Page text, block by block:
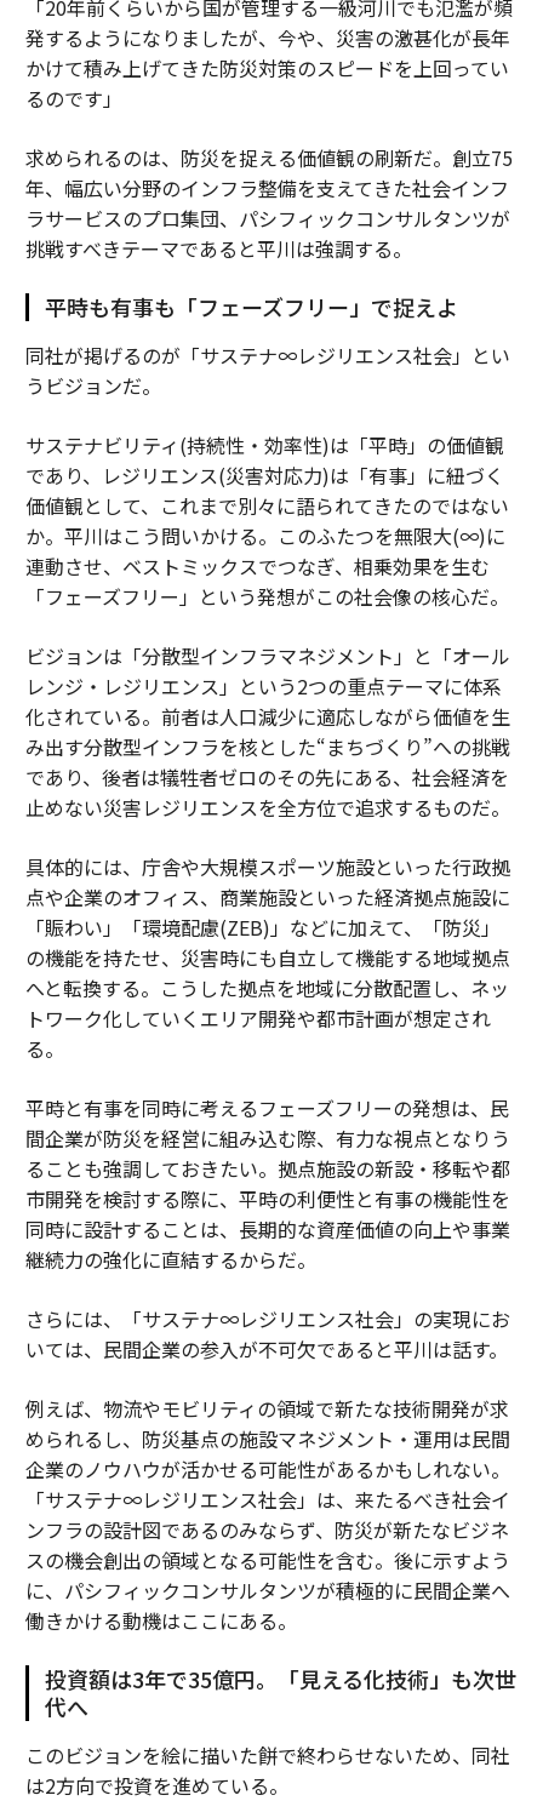
「20年前くらいから国が管理する一級河川でも氾濫が頻
発するようになりましたが、今や、災害の激甚化が長年
かけて積み上げてきた防災対策のスピードを上回ってい
るのです」
求められるのは、防災を捉える価値観の刷新だ。創立75
年、幅広い分野のインフラ整備を支えてきた社会インフ
ラサービスのプロ集団、パシフィックコンサルタンツが
挑戦すべきテーマであると平川は強調する。
平時も有事も「フェーズフリー」で捉えよ
同社が掲げるのが「サステナ∞レジリエンス社会」とい
うビジョンだ。
サステナビリティ(持続性・効率性)は「平時」の価値観
であり、レジリエンス(災害対応力)は「有事」に紐づく
価値観として、これまで別々に語られてきたのではない
か。平川はこう問いかける。このふたつを無限大(∞)に
連動させ、ベストミックスでつなぎ、相乗効果を生む
「フェーズフリー」という発想がこの社会像の核心だ。
ビジョンは「分散型インフラマネジメント」と「オール
レンジ・レジリエンス」という2つの重点テーマに体系
化されている。前者は人口減少に適応しながら価値を生
み出す分散型インフラを核とした“まちづくり”への挑戦
であり、後者は犠牲者ゼロのその先にある、社会経済を
止めない災害レジリエンスを全方位で追求するものだ。
具体的には、庁舎や大規模スポーツ施設といった行政拠
点や企業のオフィス、商業施設といった経済拠点施設に
「賑わい」「環境配慮(ZEB)」などに加えて、「防災」
の機能を持たせ、災害時にも自立して機能する地域拠点
へと転換する。こうした拠点を地域に分散配置し、ネッ
トワーク化していくエリア開発や都市計画が想定され
る。
平時と有事を同時に考えるフェーズフリーの発想は、民
間企業が防災を経営に組み込む際、有力な視点となりう
ることも強調しておきたい。拠点施設の新設・移転や都
市開発を検討する際に、平時の利便性と有事の機能性を
同時に設計することは、長期的な資産価値の向上や事業
継続力の強化に直結するからだ。
さらには、「サステナ∞レジリエンス社会」の実現にお
いては、民間企業の参入が不可欠であると平川は話す。
例えば、物流やモビリティの領域で新たな技術開発が求
められるし、防災基点の施設マネジメント・運用は民間
企業のノウハウが活かせる可能性があるかもしれない。
「サステナ∞レジリエンス社会」は、来たるべき社会イ
ンフラの設計図であるのみならず、防災が新たなビジネ
スの機会創出の領域となる可能性を含む。後に示すよう
に、パシフィックコンサルタンツが積極的に民間企業へ
働きかける動機はここにある。
投資額は3年で35億円。「見える化技術」も次世
代へ
このビジョンを絵に描いた餅で終わらせないため、同社
は2方向で投資を進めている。